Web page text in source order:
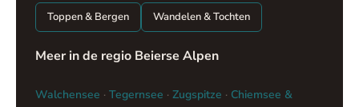
Toppen & Bergen Wandelen & Tochten
Meer in de regio Beierse Alpen
Walchensee · Tegernsee · Zugspitze · Chiemsee &